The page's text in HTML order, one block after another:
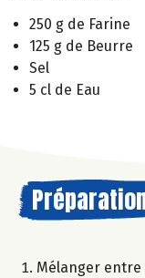
250 g de Farine
125 g de Beurre
Sel
5 cl de Eau
Mélanger